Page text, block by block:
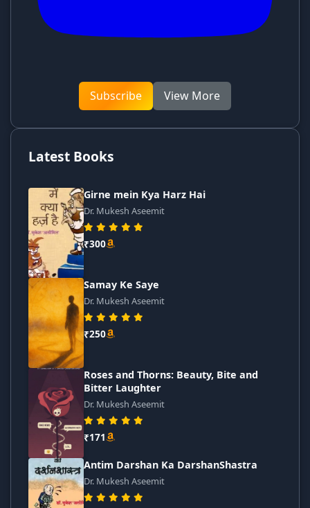
Subscribe View More
Latest Books
Girne mein Kya Harz Hai
Dr. Mukesh Aseemit
₹300
Samay Ke Saye
Dr. Mukesh Aseemit
₹250
Roses and Thorns: Beauty, Bite and
Bitter Laughter
Dr. Mukesh Aseemit
₹171
Antim Darshan Ka DarshanShastra
Dr. Mukesh Aseemit